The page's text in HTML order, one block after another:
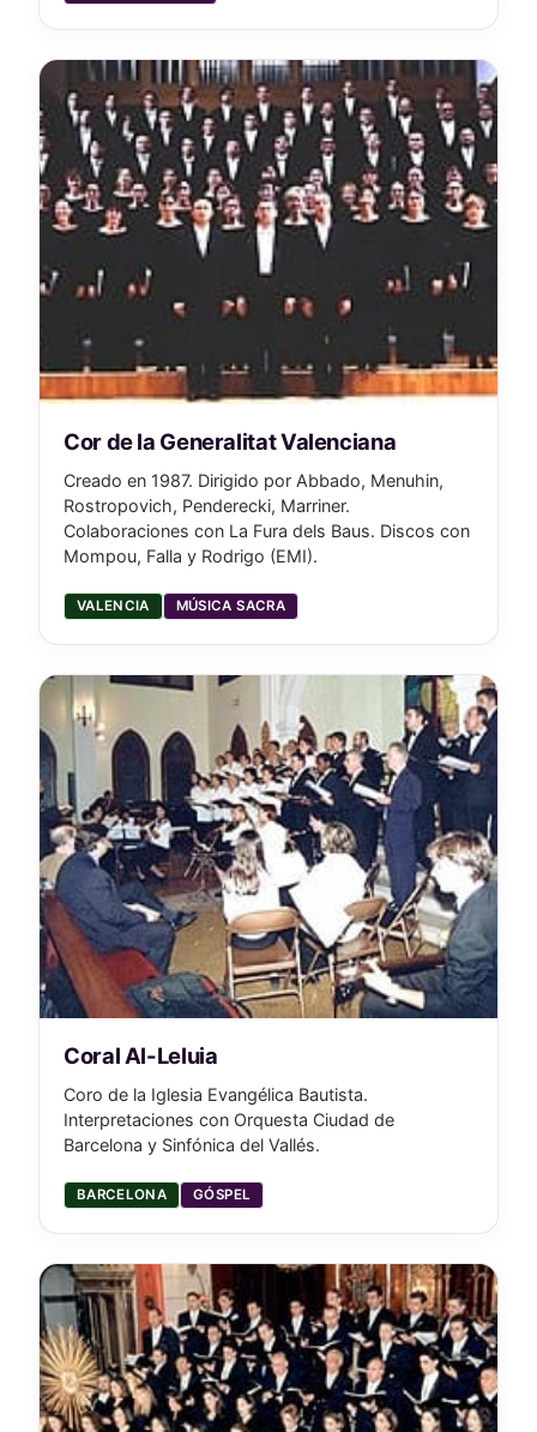
Cor de la Generalitat Valenciana
Creado en 1987. Dirigido por Abbado, Menuhin,
Rostropovich, Penderecki, Marriner.
Colaboraciones con La Fura dels Baus. Discos con
Mompou, Falla y Rodrigo (EMI).
VALENCIA MÚSICA SACRA
Coral Al-Leluia
Coro de la Iglesia Evangélica Bautista.
Interpretaciones con Orquesta Ciudad de
Barcelona y Sinfónica del Vallés.
BARCELONA GÓSPEL